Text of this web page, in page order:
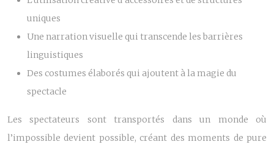
uniques
Une narration visuelle qui transcende les barrières
linguistiques
Des costumes élaborés qui ajoutent à la magie du
spectacle
Les spectateurs sont transportés dans un monde où
l’impossible devient possible, créant des moments de pure